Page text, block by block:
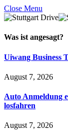
Close Menu
Was ist angesagt?
Uiwang Business
August 7, 2026
Auto Anmeldung
losfahren
August 7, 2026